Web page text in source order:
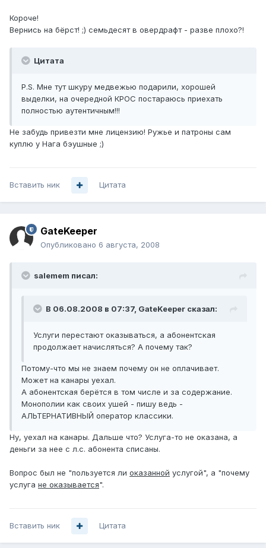
Короче!
Вернись на бёрст! ;) семьдесят в овердрафт - разве плохо?!
Цитата
P.S. Мне тут шкуру медвежью подарили, хорошей
выделки, на очередной КРОС постараюсь приехать
полностью аутентичным!!!
Не забудь привезти мне лицензию! Ружье и патроны сам
куплю у Нага бэушные ;)
Вставить ник Цитата
GateKeeper
Опубликовано 6 августа, 2008
salemem писал:
В 06.08.2008 в 07:37, GateKeeper сказал:
Услуги перестают оказываться, а абонентская
продолжает начисляться? А почему так?
Потому-что мы не знаем почему он не оплачивает.
Может на канары уехал.
А абонентская берётся в том числе и за содержание.
Монополии как своих ушей - пишу ведь -
АЛЬТЕРНАТИВНЫЙ оператор классики.
Ну, уехал на канары. Дальше что? Услуга-то не оказана, а
деньги за нее с л.с. абонента списаны.
Вопрос был не "пользуется ли оказанной услугой", а "почему
услуга не оказывается".
Вставить ник Цитата